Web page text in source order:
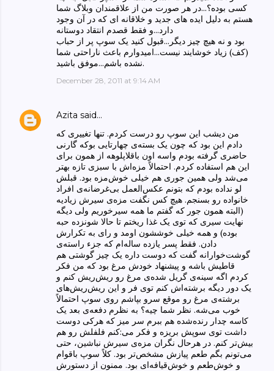
کسی بوده؟...در هر صورت من از علاقمندان وبلاگ شما
هستم به دلیل ایده های جدید و خلاقانه ای که در آن وجود
دارد...و فقط قصدم انتقاد دوستانه
بود و نه هیچ چیز دیگر...قبول کنید یک سوپ پر از حباب
(کف) زیاد خوشایند نیست...امیدوارم باعث ناراحتی شما
نشده باشم...موفق باشید.
December 28, 2011 at 9:14 AM
Azita said…
من دیشب این سوپ رو درست کردم. تنها تغییری که
دادم این بود که چون یک بسته‌ی چهارتایی بوکه گارنی
حاضری گرفته بودم واسه اون باقلاپلوهه از همون برای
این هم استفاده کردم. احتمالاً مزه‌اش با سبزی تازه بهتر
می‌شد ولی همین جوری هم خیلی خوش‌مزه بود. قبلش
لو نداده بودم که بتونم عکس‌العمل بی‌غرضانه‌ی افراد
خانواده رو بسنجم. هیچ کس نگفت مزه‌ی سیرش زیادیه
(البته همون جور که گفتم ما همه سیرخوریم ولی دیگه
نهایت سیری که توی یک غذا ریختم تا حالا شونزده حبه
بوده) و همه خیلی خوششون اومد و رای به تکرارش
دادن. فقط پسر یازده ساله‌ام که جزء راسته‌ی
گوشت‌خوارانه گفت که دوست داره یک چیز گوشتی هم
قاطیش باشه و پیشنهاد خودش مرغ بود که من فکر
کردم اگه سینه‌ی گریل شده‌ی مرغ رو ریش‌ریش کنم و
یک دور دیگه برشته‌‌اش کنم توی فر و این ریش‌ریش‌های
برشته‌ی مرغ رو موقع سرو بپاشم روی سوپ احتمالاً
خوب می‌شه. نظر شما چیه؟ به نظرم دفعه‌ی بعد یک
کاسه چدار رنده‌شده هم ببرم سر میز که هرکی دوست
داشت توی سوپش بریزه و فکر می‌:کنم فلفلش رو هم
بیش‌تر کنم. در هرحال نگران مزه‌ی سیرش نباشین، حتی
می‌تونم بگم طعم پیازش مشخص‌تر بود. کلاً سوپ باقوام
و خوش‌طعم و خوش‌قیافه‌ای بود. ممنون از دستورش